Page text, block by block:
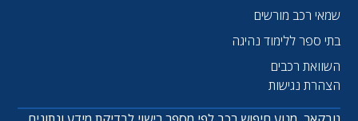
שמאי רכב מורשים
בתי ספר ללימוד נהיגה
השוואת רכבים
הצהרת נגישות